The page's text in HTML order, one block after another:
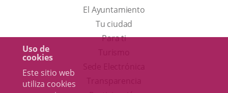
Uso de
cookies
Este sitio web
utiliza cookies
El Ayuntamiento
Tu ciudad
Para ti